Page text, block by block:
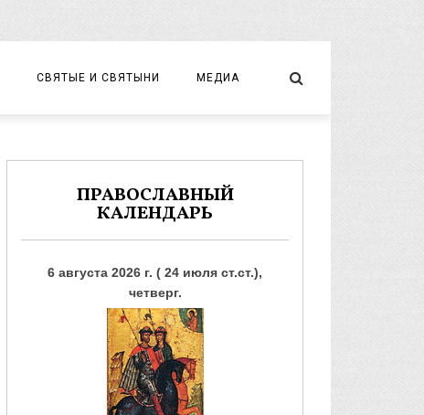
СВЯТЫЕ И СВЯТЫНИ МЕДИА
ФОТО
ПРАВОСЛАВНЫЙ
КАЛЕНДАРЬ
6 августа 2026 г. ( 24 июля ст.ст.),
четверг.